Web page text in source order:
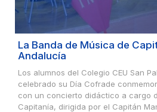
La Banda de Música de
Andalucía
Los alumnos del Colegio CEU San
celebrado su Día Cofrade
con un concierto didáctico a cargo
Capitanía, dirigida por el Capitán